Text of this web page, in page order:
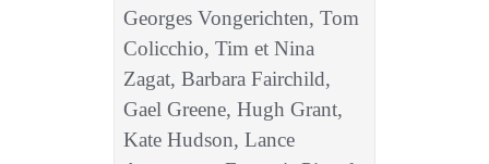
Georges Vongerichten, Tom
Colicchio, Tim et Nina
Zagat, Barbara Fairchild,
Gael Greene, Hugh Grant,
Kate Hudson, Lance